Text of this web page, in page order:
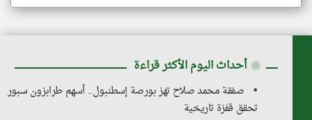
◉ أحداث اليوم الأكثر قراءة
صفقة محمد صلاح تهز بورصة إسطنبول.. أسهم طرابزون سبور
تحقق قفزة تاريخية